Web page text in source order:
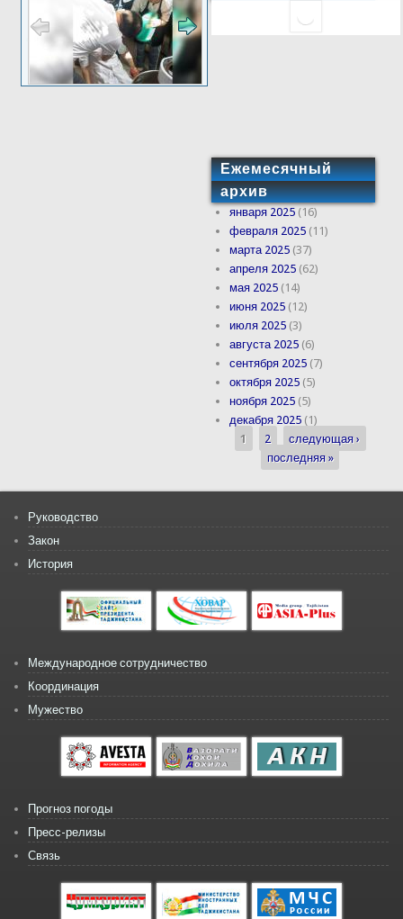
Ежемесячный
архив
января 2025 (16)
февраля 2025 (11)
марта 2025 (37)
апреля 2025 (62)
мая 2025 (14)
июня 2025 (12)
июля 2025 (3)
августа 2025 (6)
сентября 2025 (7)
октября 2025 (5)
ноября 2025 (5)
декабря 2025 (1)
Страницы
1 2
следующая ›
последняя »
Руководство
Закон
История
Международное сотрудничество
Координация
Мужество
Прогноз погоды
Пресс-релизы
Связь